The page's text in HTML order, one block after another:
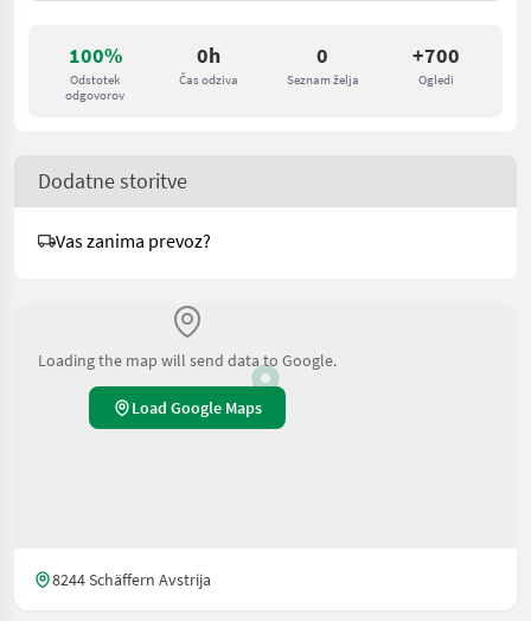
100%
Odstotek
odgovorov
0h
Čas odziva
0
Seznam želja
+700
Ogledi
Dodatne storitve
Vas zanima prevoz?
Loading the map will send data to Google.
Load Google Maps
8244 Schäffern Avstrija